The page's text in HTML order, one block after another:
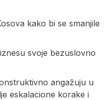
kako bi se smanjile
svoje bezuslovno
angažuju u
eskalacione korake i